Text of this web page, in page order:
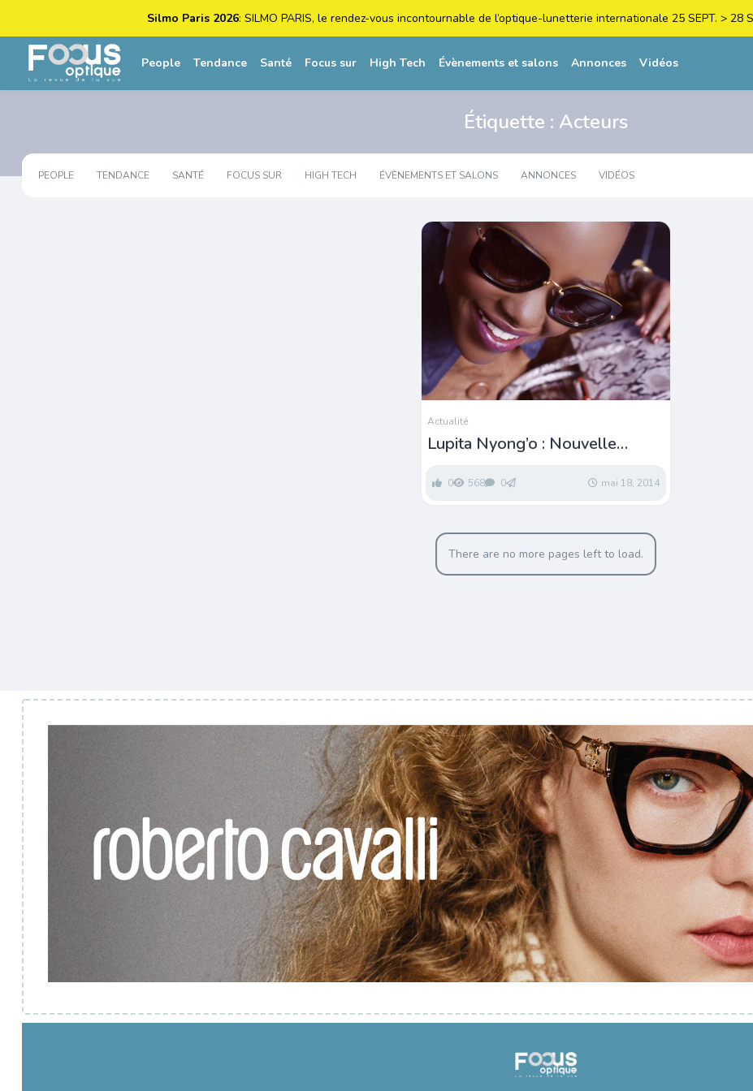
Silmo Paris 2026: SILMO PARIS, le rendez-vous incontournable de l’optique-lunetterie internationale 25 SEPT. > 28
People Tendance Santé Focus sur High Tech Évènements et salons Annonces Vidéos
Étiquette : Acteurs
PEOPLE TENDANCE SANTÉ FOCUS SUR HIGH TECH ÉVÈNEMENTS ET SALONS ANNONCES VIDÉOS
Actualité
Lupita Nyong’o : Nouvelle
Eyewear
0 568 0 mai 18, 2014
There are no more pages left to load.